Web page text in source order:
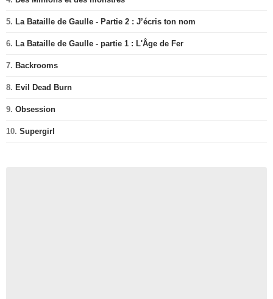
5. La Bataille de Gaulle - Partie 2 : J’écris ton nom
6. La Bataille de Gaulle - partie 1 : L'Âge de Fer
7. Backrooms
8. Evil Dead Burn
9. Obsession
10. Supergirl